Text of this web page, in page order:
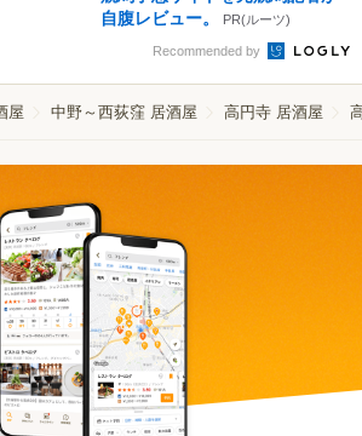
自腹レビュー。
PR(ルーツ)
Recommended by
屋 中野～西荻窪 居酒屋 高円寺 居酒屋